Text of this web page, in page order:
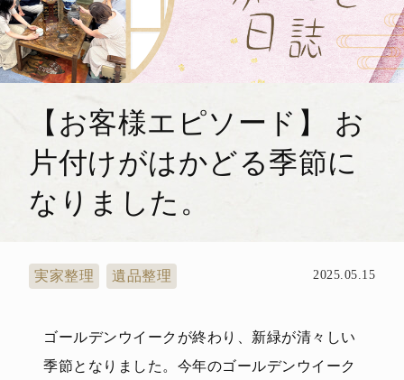
【お客様エピソード】 お
片付けがはかどる季節に
なりました。
実家整理 遺品整理 2025.05.15
ゴールデンウイークが終わり、新緑が清々しい
季節となりました。今年のゴールデンウイーク